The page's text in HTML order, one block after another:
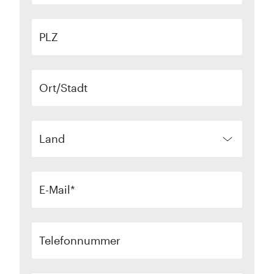
PLZ
Ort/Stadt
Land
E-Mail
Telefonnummer